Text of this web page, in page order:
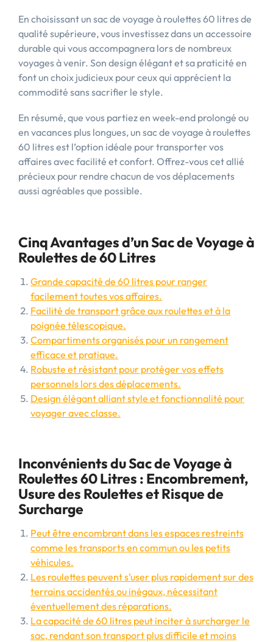
En choisissant un sac de voyage à roulettes 60 litres de
qualité supérieure, vous investissez dans un accessoire
durable qui vous accompagnera lors de nombreux
voyages à venir. Son design élégant et sa praticité en
font un choix judicieux pour ceux qui apprécient la
commodité sans sacrifier le style.
En résumé, que vous partiez en week-end prolongé ou
en vacances plus longues, un sac de voyage à roulettes
60 litres est l’option idéale pour transporter vos
affaires avec facilité et confort. Offrez-vous cet allié
précieux pour rendre chacun de vos déplacements
aussi agréables que possible.
Cinq Avantages d’un Sac de Voyage à
Roulettes de 60 Litres
Grande capacité de 60 litres pour ranger
facilement toutes vos affaires.
Facilité de transport grâce aux roulettes et à la
poignée télescopique.
Compartiments organisés pour un rangement
efficace et pratique.
Robuste et résistant pour protéger vos effets
personnels lors des déplacements.
Design élégant alliant style et fonctionnalité pour
voyager avec classe.
Inconvénients du Sac de Voyage à
Roulettes 60 Litres : Encombrement,
Usure des Roulettes et Risque de
Surcharge
Peut être encombrant dans les espaces restreints
comme les transports en commun ou les petits
véhicules.
Les roulettes peuvent s’user plus rapidement sur des
terrains accidentés ou inégaux, nécessitant
éventuellement des réparations.
La capacité de 60 litres peut inciter à surcharger le
sac, rendant son transport plus difficile et moins